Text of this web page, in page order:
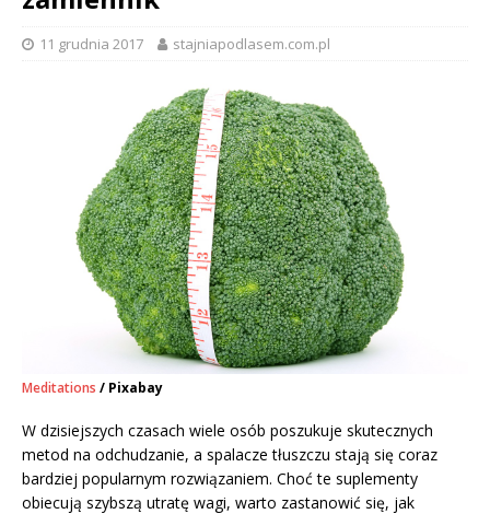
11 grudnia 2017 stajniapodlasem.com.pl
Meditations / Pixabay
W dzisiejszych czasach wiele osób poszukuje skutecznych
metod na odchudzanie, a spalacze tłuszczu stają się coraz
bardziej popularnym rozwiązaniem. Choć te suplementy
obiecują szybszą utratę wagi, warto zastanowić się, jak